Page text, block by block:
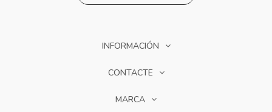
INFORMACIÓN
CONTACTE
MARCA